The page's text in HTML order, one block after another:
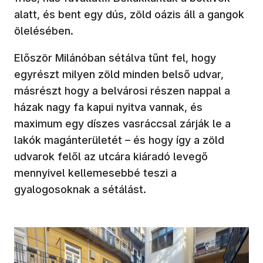
alatt, és bent egy dús, zöld oázis áll a gangok
ölelésében.
Először Milánóban sétálva tűnt fel, hogy
egyrészt milyen zöld minden belső udvar,
másrészt hogy a belvárosi részen nappal a
házak nagy fa kapui nyitva vannak, és
maximum egy díszes vasráccsal zárják le a
lakók magánterületét – és hogy így a zöld
udvarok felől az utcára kiáradó levegő
mennyivel kellemesebbé teszi a
gyalogosoknak a sétálást.